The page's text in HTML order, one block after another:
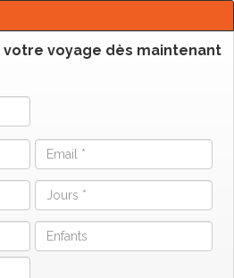
votre voyage dès maintenant